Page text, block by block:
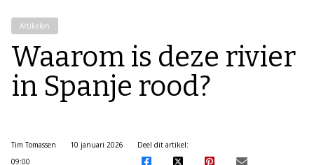
Artikelen
Waarom is deze rivier
in Spanje rood?
Tim Tomassen
10 januari 2026
09:00
Deel dit artikel: